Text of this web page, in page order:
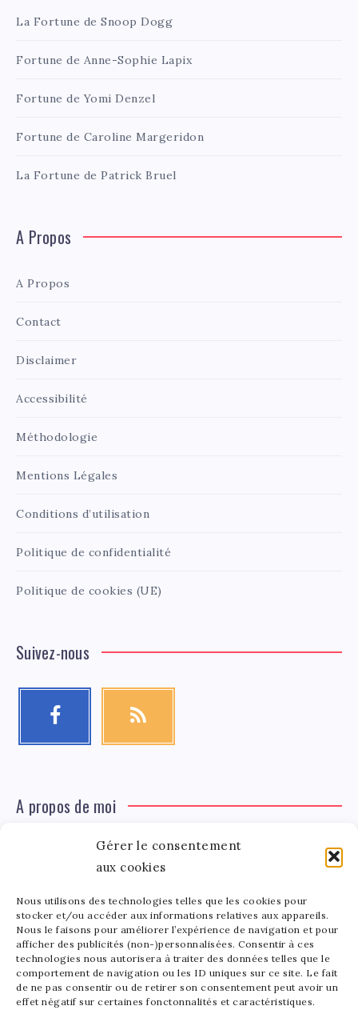
Gérer le consentement
aux cookies
Nous utilisons des technologies telles que les cookies pour
stocker et/ou accéder aux informations relatives aux appareils.
Nous le faisons pour améliorer l’expérience de navigation et pour
afficher des publicités (non-)personnalisées. Consentir à ces
technologies nous autorisera à traiter des données telles que le
comportement de navigation ou les ID uniques sur ce site. Le fait
de ne pas consentir ou de retirer son consentement peut avoir un
effet négatif sur certaines fonctonnalités et caractéristiques.
La Fortune de Snoop Dogg
Fortune de Anne-Sophie Lapix
Fortune de Yomi Denzel
Fortune de Caroline Margeridon
La Fortune de Patrick Bruel
A Propos
A Propos
Contact
Disclaimer
Accessibilité
Méthodologie
Mentions Légales
Conditions d’utilisation
Politique de confidentialité
Politique de cookies (UE)
Suivez-nous
A propos de moi
Tinger
Léa Tinger
Fondatrice
Fondatrice de FortunedeStar.com, je fusionne ma
passion pour les cultures et l'économie des célébrités.
Entre la gestion de mon site et la poterie, je trouve le
bonheur dans l'équilibre de mes activités. Mère d'un
bout de chou de 5 ans, je partage avec lui l'amour de